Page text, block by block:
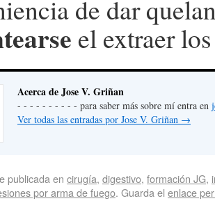
de dar
el extraer
Acerca de Jose V. Griñan
- - - - - - - - - - para saber más sobre mí entra en
Ver todas las entradas por Jose V. Griñan →
publicada en cirugía, digestivo, formación JG,
por arma de fuego. Guarda el enlace